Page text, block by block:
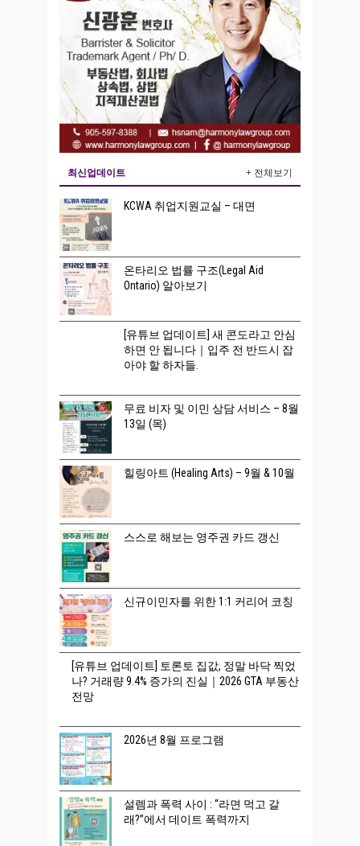
최신업데이트 + 전체보기
KCWA 취업지원교실 – 대면
온타리오 법률 구조(Legal Aid
Ontario) 알아보기
[유튜브 업데이트] 새 콘도라고 안심
하면 안 됩니다｜입주 전 반드시 잡
아야 할 하자들.
무료 비자 및 이민 상담 서비스 – 8월
13일 (목)
힐링아트 (Healing Arts) – 9월 & 10월
스스로 해보는 영주권 카드 갱신
신규이민자를 위한 1:1 커리어 코칭
[유튜브 업데이트] 토론토 집값, 정말 바닥 찍었
나? 거래량 9.4% 증가의 진실｜2026 GTA 부동산
전망
2026년 8월 프로그램
설렘과 폭력 사이 : “라면 먹고 갈
래?”에서 데이트 폭력까지